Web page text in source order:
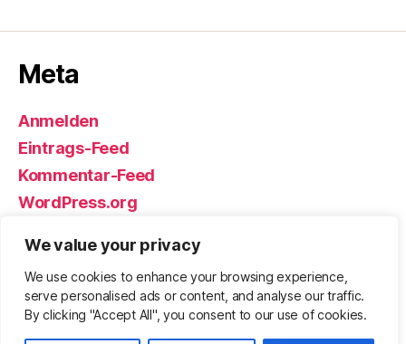
We value your privacy
We use cookies to enhance your browsing experience,
serve personalised ads or content, and analyse our traffic.
By clicking "Accept All", you consent to our use of cookies.
Meta
Anmelden
Eintrags-Feed
Kommentar-Feed
WordPress.org
© 2026Björn Eickhoff – Der Blog
rund um Messer, Equipment und ums
Überleben
Nach oben